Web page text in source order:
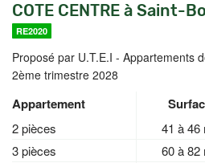
COTE CENTRE à Saint-
RE2020
Proposé par U.T.E.I - Appartements
2ème trimestre 2028
Appartement
2 pièces 41 à 46
3 pièces 60 à 82